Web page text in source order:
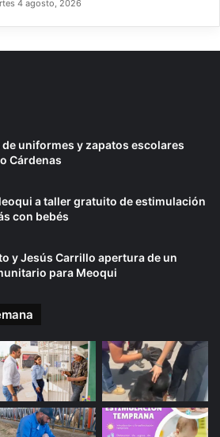
4 agosto, 2026
de uniformes y zapatos escolares
Cárdenas
a taller gratuito de estimulación
con bebés
y Jesús Carrillo apertura de un
para Meoqui